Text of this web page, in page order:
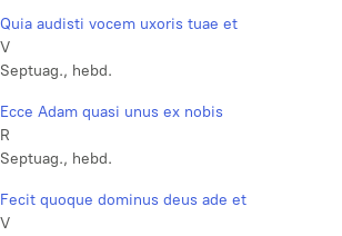
Quia audisti vocem uxoris tuae et
V
Septuag., hebd.
Ecce Adam quasi unus ex nobis
R
Septuag., hebd.
Fecit quoque dominus deus ade et
V